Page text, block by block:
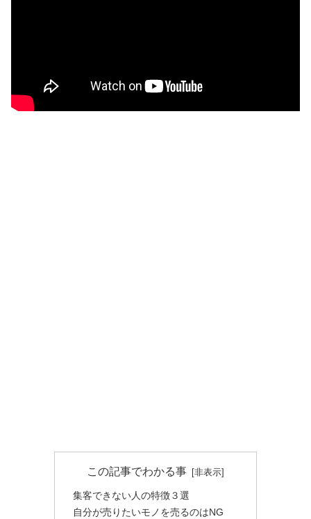
この記事でわかる事
集客できない人の特徴３選
自分が売りたいモノを売るのはNG